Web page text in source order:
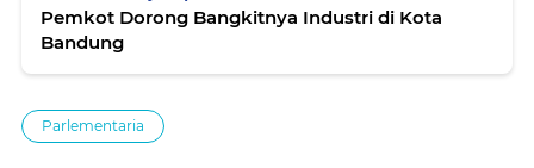
Pemkot Dorong Bangkitnya Industri di Kota
Bandung
Parlementaria